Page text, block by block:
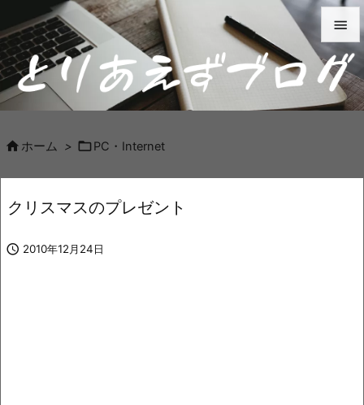


メニュ

 ホーム > PC・Internet
クリスマスのプレゼント
 2010年12月24日